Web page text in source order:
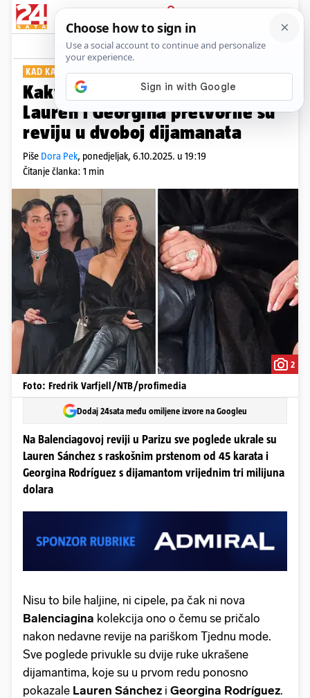
PRIJAVA
Show Komentari
KAD KARATI ZASJENE KREACIJE
Kakva parada luksuza u Parizu!
Lauren i Georgina pretvorile su
reviju u dvoboj dijamanata
Piše Dora Pek, ponedjeljak, 6.10.2025. u 19:19
Čitanje članka: 1 min
2
Foto: Fredrik Varfjell/NTB/profimedia
Dodaj 24sata među omiljene izvore na Googleu
Na Balenciagovoj reviji u Parizu sve poglede ukrale su
Lauren Sánchez s raskošnim prstenom od 45 karata i
Georgina Rodríguez s dijamantom vrijednim tri milijuna
dolara
Nisu to bile haljine, ni cipele, pa čak ni nova
Balenciagina kolekcija ono o čemu se pričalo
nakon nedavne revije na pariškom Tjednu mode.
Sve poglede privukle su dvije ruke ukrašene
dijamantima, koje su u prvom redu ponosno
pokazale Lauren Sánchez i Georgina Rodríguez.